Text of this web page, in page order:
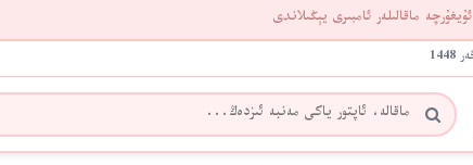
ئۇيغۇرچە ماقالىلەر ئامبىرى يېڭىلاندى